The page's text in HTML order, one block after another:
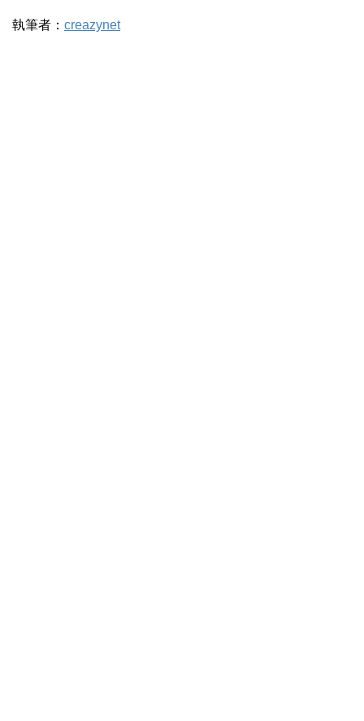
執筆者： creazynet